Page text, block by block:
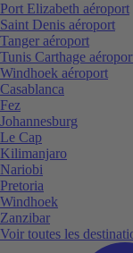
Port Elizabeth aéroport
Saint Denis aéroport
Tanger aéroport
Tunis Carthage
Windhoek aéroport
Casablanca
Fez
Johannesburg
Le Cap
Kilimanjaro
Nariobi
Pretoria
Windhoek
Zanzibar
Voir toutes les